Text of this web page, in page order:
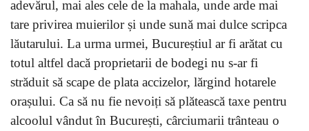
adevărul, mai ales cele de la mahala, unde arde mai
tare privirea muierilor și unde sună mai dulce scripca
lăutarului. La urma urmei, Bucureștiul ar fi arătat cu
totul altfel dacă proprietarii de bodegi nu s-ar fi
străduit să scape de plata accizelor, lărgind hotarele
orașului. Ca să nu fie nevoiți să plătească taxe pentru
alcoolul vândut în București, cârciumarii trânteau o